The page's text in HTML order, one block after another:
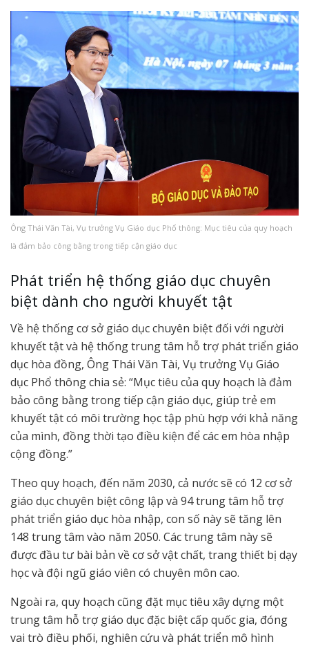
Ông Thái Văn Tài, Vụ trưởng Vụ Giáo dục Phổ thông: Mục tiêu của quy hoạch
là đảm bảo công bằng trong tiếp cận giáo dục
Phát triển hệ thống giáo dục chuyên
biệt dành cho người khuyết tật
Về hệ thống cơ sở giáo dục chuyên biệt đối với người
khuyết tật và hệ thống trung tâm hỗ trợ phát triển giáo
dục hòa đồng, Ông Thái Văn Tài, Vụ trưởng Vụ Giáo
dục Phổ thông chia sẻ: “Mục tiêu của quy hoạch là đảm
bảo công bằng trong tiếp cận giáo dục, giúp trẻ em
khuyết tật có môi trường học tập phù hợp với khả năng
của mình, đồng thời tạo điều kiện để các em hòa nhập
cộng đồng.”
Theo quy hoạch, đến năm 2030, cả nước sẽ có 12 cơ sở
giáo dục chuyên biệt công lập và 94 trung tâm hỗ trợ
phát triển giáo dục hòa nhập, con số này sẽ tăng lên
148 trung tâm vào năm 2050. Các trung tâm này sẽ
được đầu tư bài bản về cơ sở vật chất, trang thiết bị dạy
học và đội ngũ giáo viên có chuyên môn cao.
Ngoài ra, quy hoạch cũng đặt mục tiêu xây dựng một
trung tâm hỗ trợ giáo dục đặc biệt cấp quốc gia, đóng
vai trò điều phối, nghiên cứu và phát triển mô hình